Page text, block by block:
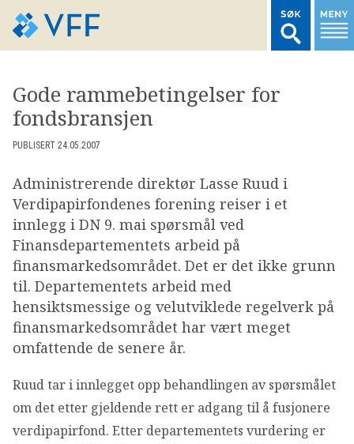
LOGG INN MEDLEMSNETT
MARKEDSSTATISTIKK
FONDSDATA
BRANSJENORMER
AKTUELT
DEN LILLE FONDSHÅNDBOKEN
Gode rammebetingelser for
fondsbransjen
PUBLISERT 24.05.2007
Administrerende direktør Lasse Ruud i
Verdipapirfondenes forening reiser i et
innlegg i DN 9. mai spørsmål ved
Finansdepartementets arbeid på
finansmarkedsområdet. Det er det ikke grunn
til. Departementets arbeid med
hensiktsmessige og velutviklede regelverk på
finansmarkedsområdet har vært meget
omfattende de senere år.
Ruud tar i innlegget opp behandlingen av spørsmålet
om det etter gjeldende rett er adgang til å fusjonere
verdipapirfond. Etter departementets vurdering er